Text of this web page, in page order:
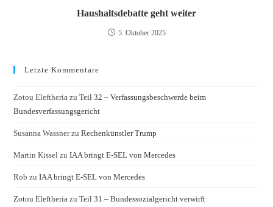
Haushaltsdebatte geht weiter
5. Oktober 2025
Letzte Kommentare
Zotou Eleftheria zuTeil 32 – Verfassungsbeschwerde beim
Bundesverfassungsgericht
Susanna WassnerzuRechenkünstler Trump
Martin Kissel zuIAA bringt E-SEL von Mercedes
Rob zuIAA bringt E-SEL von Mercedes
Zotou Eleftheria zuTeil 31 – Bundessozialgericht verwirft